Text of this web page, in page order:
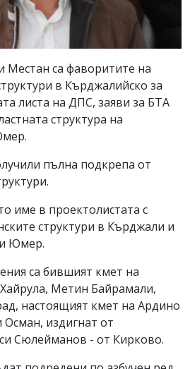
са фаворитите на
в Кърджалийско за
листа на ДПС, заяви за БТА
структура на
пълна подкрепа от
име в проектолистата с
структури в Кърджали и
Юмер.
са бившият кмет на
Метин Байрамали,
настоящият кмет на Ардино
издигнат от
Сюлейманов - от Кирково.